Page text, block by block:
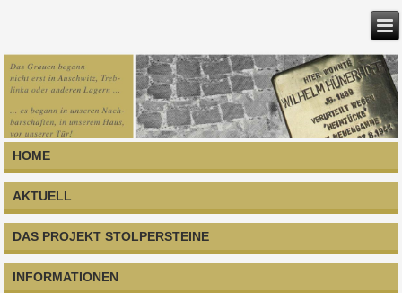
HOME
AKTUELL
DAS PROJEKT STOLPERSTEINE
INFORMATIONEN